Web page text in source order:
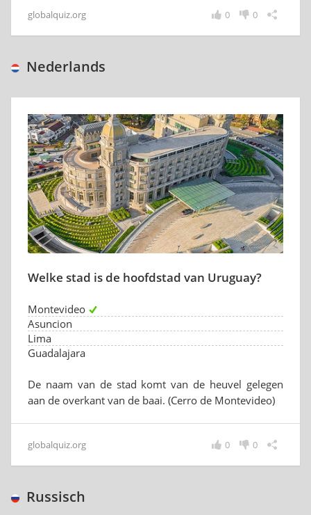
globalquiz.org 0
0
Nederlands
Welke stad is de hoofdstad van Uruguay?
Montevideo
Asuncion
Lima
Guadalajara
De naam van de stad komt van de heuvel gelegen
aan de overkant van de baai. (Cerro de Montevideo)
globalquiz.org 0
0
Russisch